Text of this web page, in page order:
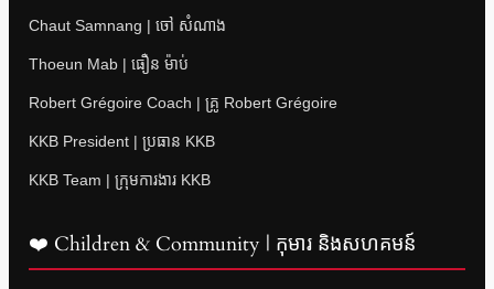
Chaut Samnang | ចៅ សំណាង
Thoeun Mab | ធឿន ម៉ាប់
Robert Grégoire Coach | គ្រូ Robert Grégoire
KKB President | ប្រធាន KKB
KKB Team | ក្រុមការងារ KKB
❤️ Children & Community | កុមារ និងសហគមន៍